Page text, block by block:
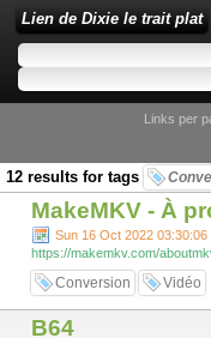
Lien de Dixie le trait plat
Links per
12 results for tags
MakeMKV - À
Sun 16 Oct 2022
https://makemkv.com/
Conversion Vidéo
B64